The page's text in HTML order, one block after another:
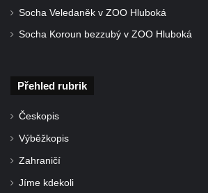
Kaple v zahradě domu čp. 55 v Jimlíně
Socha Veledaněk v ZOO Hluboká
Socha Koroun bezzubý v ZOO Hluboká
Přehled rubrik
Českopis
Výběžkopis
Zahraničí
Jíme kdekoli